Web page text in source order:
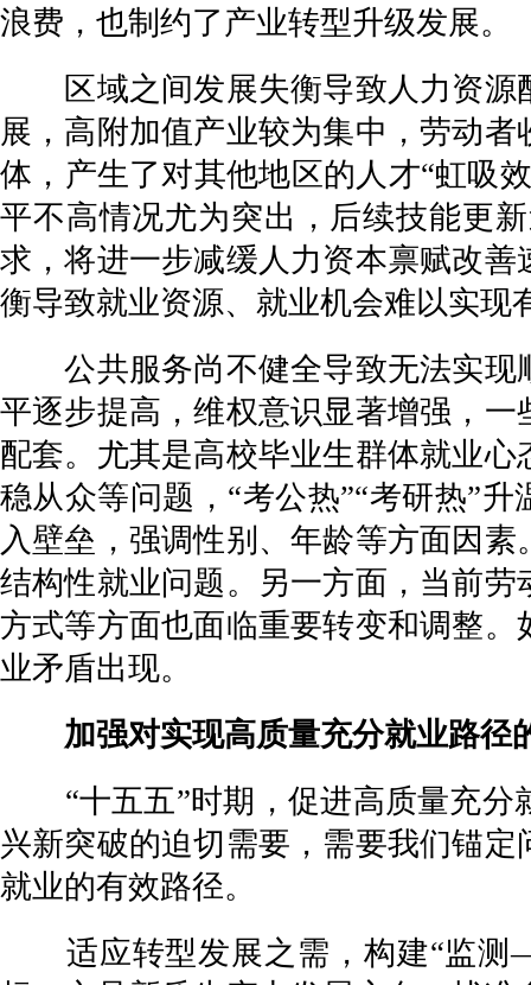
浪费，也制约了产业转型升级发展。
区域之间发展失衡导致人力资源
展，高附加值产业较为集中，劳动
体，产生了对其他地区的人才“虹吸
平不高情况尤为突出，后续技能更
求，将进一步减缓人力资本禀赋改
衡导致就业资源、就业机会难以实现
公共服务尚不健全导致无法实现
平逐步提高，维权意识显著增强，
配套。尤其是高校毕业生群体就业
稳从众等问题，“考公热”“考研热”
入壁垒，强调性别、年龄等方面因
结构性就业问题。另一方面，当前
方式等方面也面临重要转变和调整
业矛盾出现。
加强对实现高质量充分就业路径
“十五五”时期，促进高质量充分
兴新突破的迫切需要，需要我们锚
就业的有效路径。
适应转型发展之需，构建“监测—